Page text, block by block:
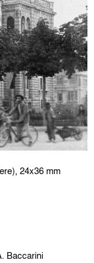
24x36 mm
Baccarini